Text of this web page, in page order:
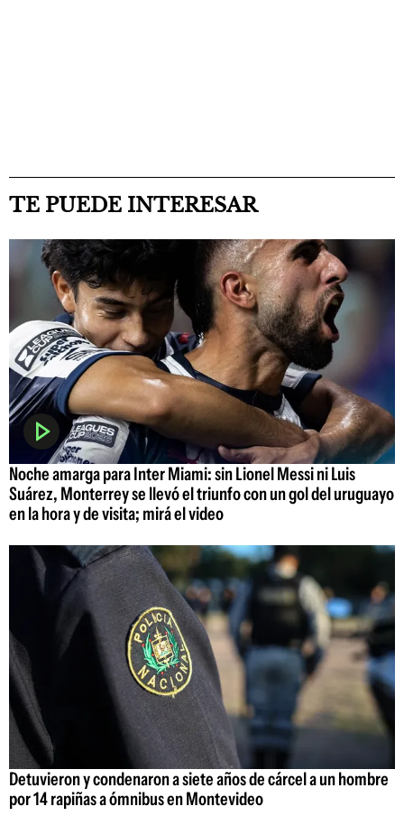
TE PUEDE INTERESAR
Noche amarga para Inter Miami: sin Lionel Messi ni Luis
Suárez, Monterrey se llevó el triunfo con un gol del uruguayo
en la hora y de visita; mirá el video
Detuvieron y condenaron a siete años de cárcel a un hombre
por 14 rapiñas a ómnibus en Montevideo